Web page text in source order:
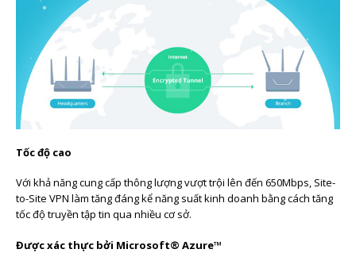
Tốc độ cao
Với khả năng cung cấp thông lượng vượt trội lên đến 650Mbps, Site-
to-Site VPN làm tăng đáng kể năng suất kinh doanh bằng cách tăng
tốc độ truyền tập tin qua nhiều cơ sở.
Được xác thực bởi Microsoft® Azure™